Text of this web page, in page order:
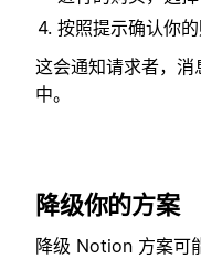
按照提示确认你的
这会通知请求者，
中。
降级你的方案
降级 Notion 方案可